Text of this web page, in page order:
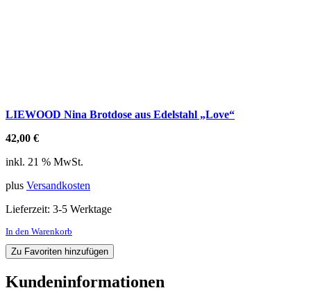
LIEWOOD Nina Brotdose aus Edelstahl „Love“
42,00 €
inkl. 21 % MwSt.
plus Versandkosten
Lieferzeit: 3-5 Werktage
In den Warenkorb
Zu Favoriten hinzufügen
Kundeninformationen